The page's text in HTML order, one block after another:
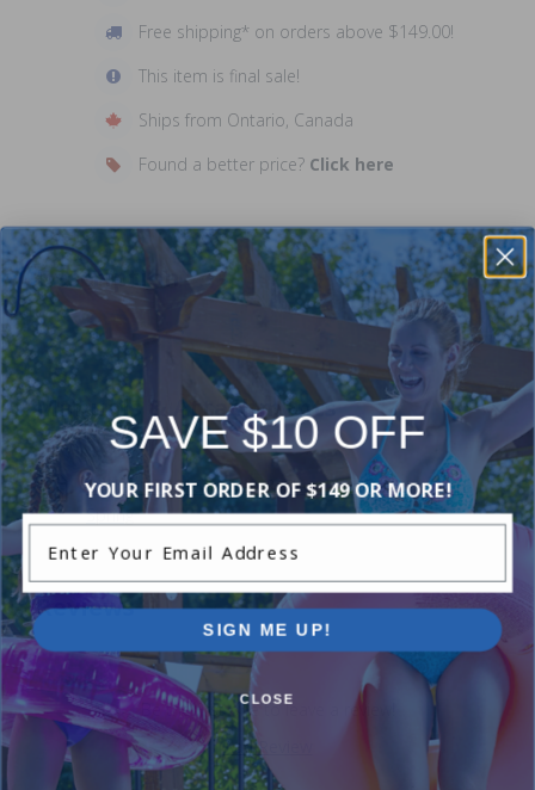
Free shipping* on orders above $149.00!
This item is final sale!
Ships from Ontario, Canada
Found a better price? Click here
Description
Manuals & Attachments
Pentair 178616 - Clean & Clear Plus Compression
Spring
Reviews
Be the first one to leave a review!
Add Review
SAVE $10 OFF
YOUR FIRST ORDER OF $149 OR MORE!
Enter Your Email Address
SIGN ME UP!
CLOSE